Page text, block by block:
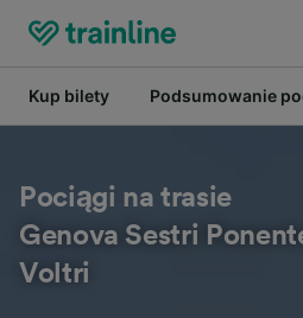
Kup bilety Podsumowanie
Pociągi na trasie
Genova Sestri
Voltri